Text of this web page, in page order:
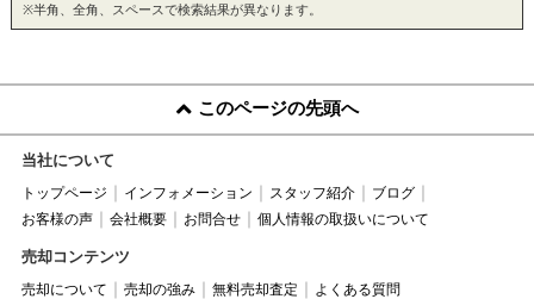
※半角、全角、スペースで検索結果が異なります。
このページの先頭へ
当社について
トップページ インフォメーション スタッフ紹介
ブログ
お客様の声
会社概要 お問合せ 個人情報の取扱いについて
売却コンテンツ
売却について 売却の強み 無料売却査定 よくある質問